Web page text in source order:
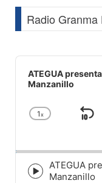
Radio Granma
Audio
Player
ATEGUA
Manzanillo
Change
1x
Episode
ATEGUA
Manzanillo